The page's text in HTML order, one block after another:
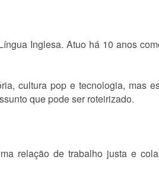
Inglesa. Atuo há 10 anos
cultura pop e tecnologia, mas
que pode ser roteirizado.
relação de trabalho justa e